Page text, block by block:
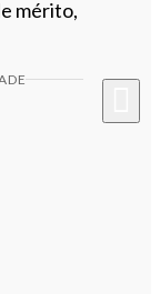
mérito,